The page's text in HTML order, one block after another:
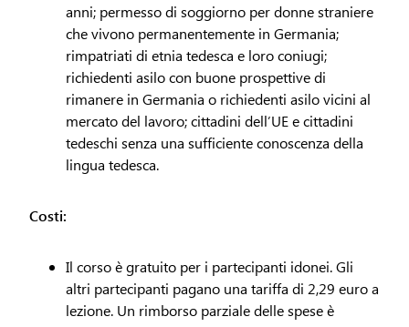
anni; permesso di soggiorno per donne straniere
che vivono permanentemente in Germania;
rimpatriati di etnia tedesca e loro coniugi;
richiedenti asilo con buone prospettive di
rimanere in Germania o richiedenti asilo vicini al
mercato del lavoro; cittadini dell’UE e cittadini
tedeschi senza una sufficiente conoscenza della
lingua tedesca.
Costi:
Il corso è gratuito per i partecipanti idonei. Gli
altri partecipanti pagano una tariffa di 2,29 euro a
lezione. Un rimborso parziale delle spese è